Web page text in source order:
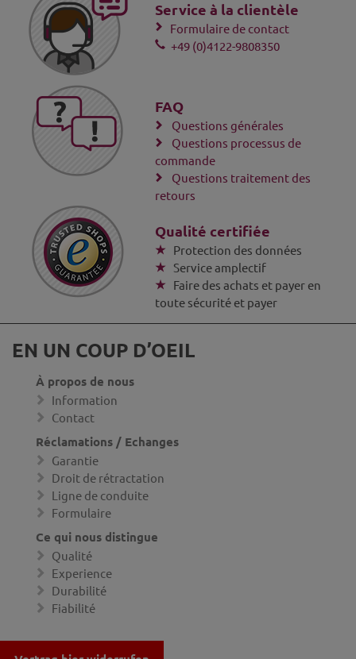
Service à la clientèle
Formulaire de contact
+49 (0)4122-9808350
FAQ
Questions générales
Questions processus de
commande
Questions traitement des
retours
Qualité certifiée
Protection des données
Service amplectif
Faire des achats et payer en
toute sécurité et payer
EN UN COUP D’OEIL
À propos de nous
Information
Contact
Réclamations / Echanges
Garantie
Droit de rétractation
Ligne de conduite
Formulaire
Ce qui nous distingue
Qualité
Experience
Durabilité
Fiabilité